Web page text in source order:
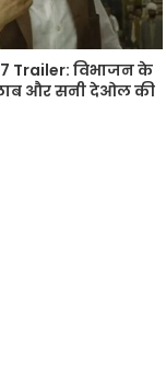
Trailer: विभाजन के
और सनी देओल की